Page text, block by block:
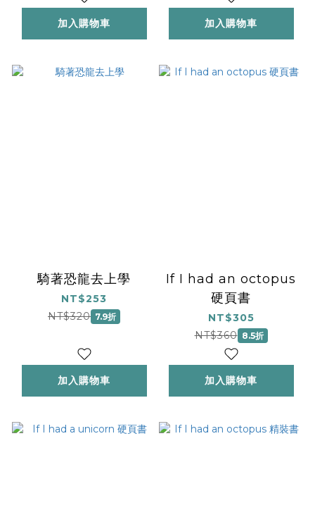
加入購物車 加入購物車
騎著恐龍去上學
NT$253
NT$320 7.9折
加入購物車
If I had an octopus
硬頁書
NT$305
NT$360 8.5折
加入購物車